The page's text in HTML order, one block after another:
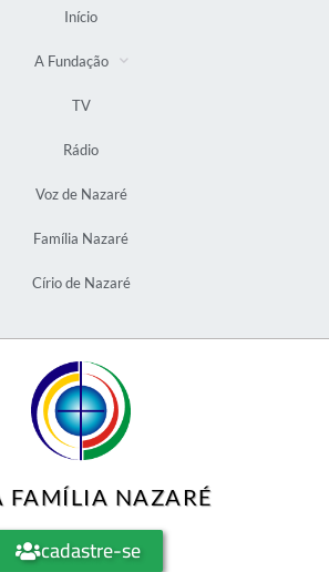
Início
A Fundação
TV
Rádio
Voz de Nazaré
Família Nazaré
Círio de Nazaré
FAMÍLIA NAZARÉ
cadastre-se